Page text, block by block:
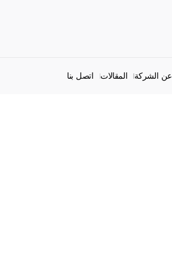
عن الشركة المقالات اتصل بنا